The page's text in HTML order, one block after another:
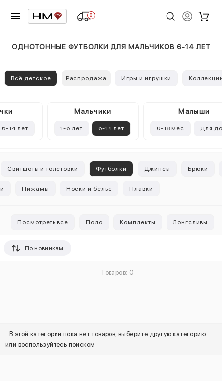
8
ОДНОТОННЫЕ ФУТБОЛКИ ДЛЯ МАЛЬЧИКОВ 6-14 ЛЕТ
Всё детское Распродажа Игры и игрушки
6-14 лет
Mальчики
1-6 лет 6-14 лет
Малыши
0-18 мес Для
Свитшоты и толстовки Футболки Джинсы Брюки
Пижамы Носки и белье Плавки
Посмотреть все Поло Комплекты Лонгсливы
По новинкам
Товаров: 0
В этой категории пока нет товаров, выберите другую категорию
или воспользуйтесь поиском